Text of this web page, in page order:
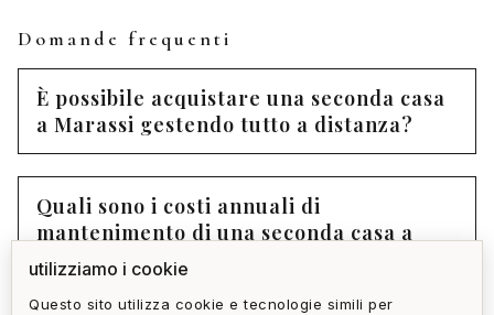
Domande frequenti
È possibile acquistare una seconda casa
a Marassi gestendo tutto a distanza?
Quali sono i costi annuali di
mantenimento di una seconda casa a
Marassi?
utilizziamo i cookie
Questo sito utilizza cookie e tecnologie simili per